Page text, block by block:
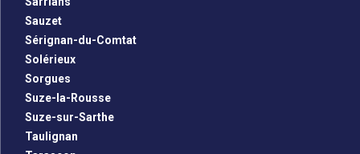
Sauzet
Sérignan-du-Comtat
Solérieux
Sorgues
Suze-la-Rousse
Suze-sur-Sarthe
Taulignan